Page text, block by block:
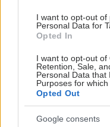
I want to opt-out of
Personal Data for
Opted In
I want to opt-out of
Retention, Sale,
Personal Data that
Purposes for which
Opted Out
Google consents